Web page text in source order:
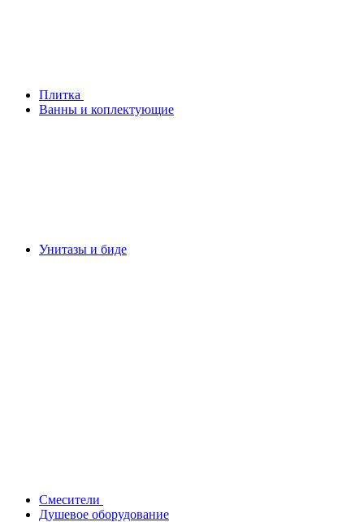
Плитка
Ванны и коплектующие
Унитазы и биде
Смесители
Душевое оборудование